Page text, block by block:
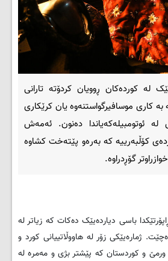
لە کوردەکان ڕوویان کردۆتە تارانی
بە کاری موسافیرگواستنەوە یان کرێکاری
ئوتومبیلەکەیاندا دەنون. ئەمەش
کۆڵبەرییە کە بەرەو پێتەخت کشاوە
گۆڕدراوە.
باسی دیاردەیێک دەکات کە زیاتر لە
ژمارەیێکی زۆر لە هاووڵاتییانی کورد و
ورمێ و کوردستان کە پێشتر بژی و مەمرە لە